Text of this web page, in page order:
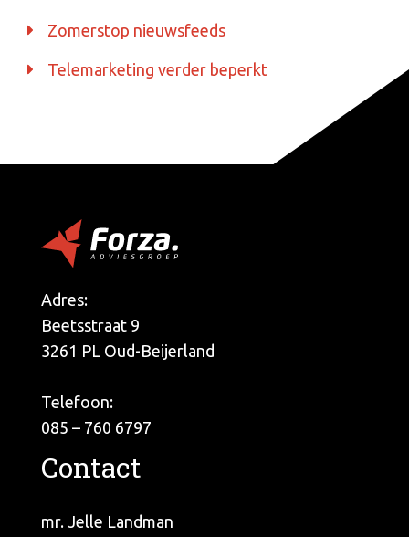
Zomerstop nieuwsfeeds
Telemarketing verder beperkt
Adres:
Beetsstraat 9
3261 PL Oud-Beijerland
Telefoon:
085 – 760 6797
Contact
mr. Jelle Landman